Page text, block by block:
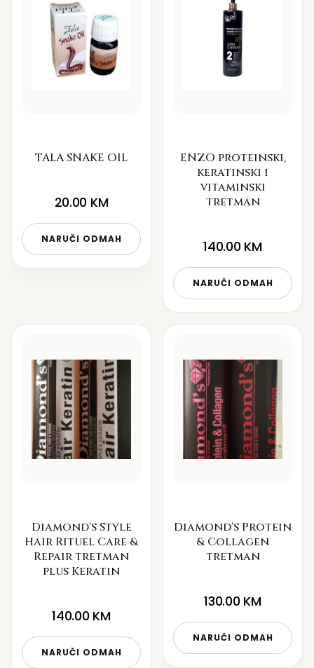
TALA SNAKE OIL
20.00 KM
NARUČI ODMAH
ENZO proteinski,
keratinski i
vitaminski
tretman
140.00 KM
NARUČI ODMAH
Diamond's Style
Hair Rituel Care &
Repair tretman
plus Keratin
140.00 KM
NARUČI ODMAH
Diamond's Protein
& Collagen
tretman
130.00 KM
NARUČI ODMAH